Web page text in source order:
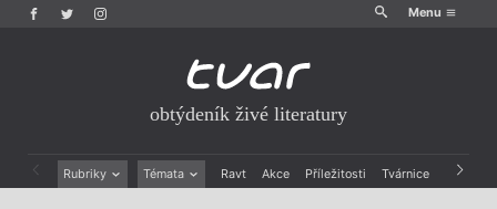
Menu
obtýdeník živé literatury
Rubriky Témata Ravt Akce Příležitosti Tvárnice Archiv